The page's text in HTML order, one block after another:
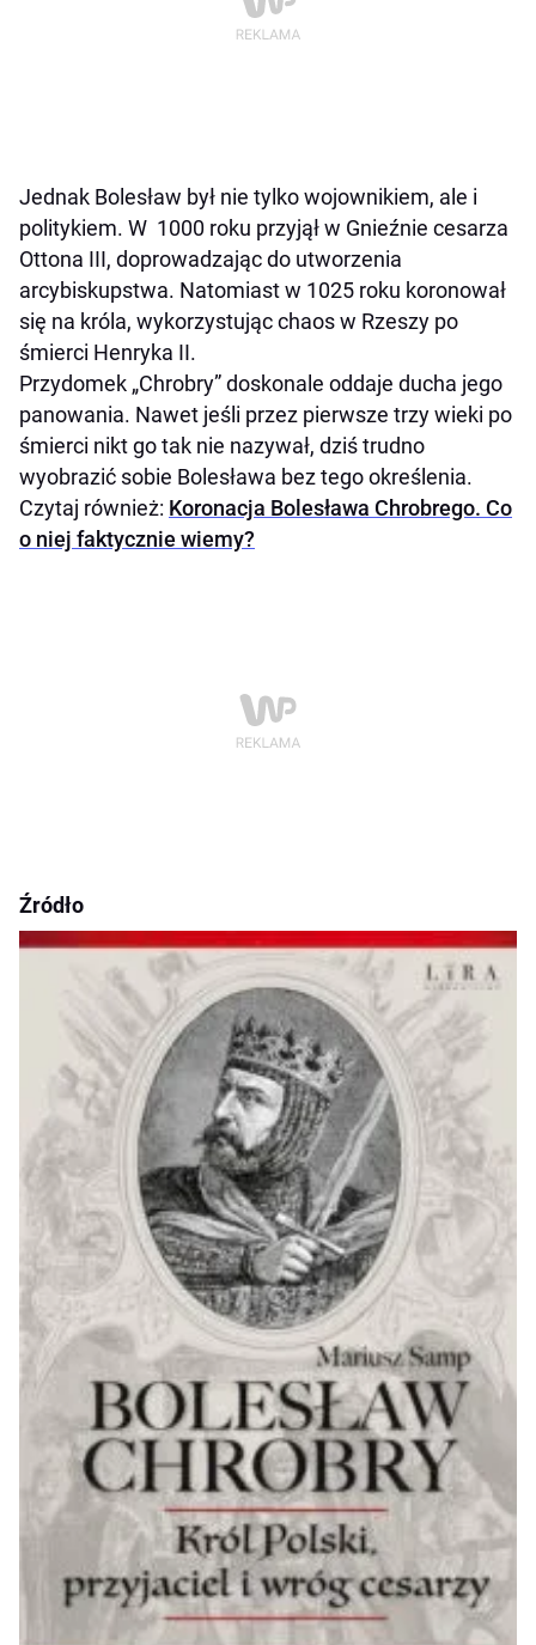
Jednak Bolesław był nie tylko wojownikiem, ale i
politykiem. W 1000 roku przyjął w Gnieźnie cesarza
Ottona III, doprowadzając do utworzenia
arcybiskupstwa. Natomiast w 1025 roku koronował
się na króla, wykorzystując chaos w Rzeszy po
śmierci Henryka II.
Przydomek „Chrobry” doskonale oddaje ducha jego
panowania. Nawet jeśli przez pierwsze trzy wieki po
śmierci nikt go tak nie nazywał, dziś trudno
wyobrazić sobie Bolesława bez tego określenia.
Czytaj również: Koronacja Bolesława Chrobrego. Co
o niej faktycznie wiemy?
Źródło